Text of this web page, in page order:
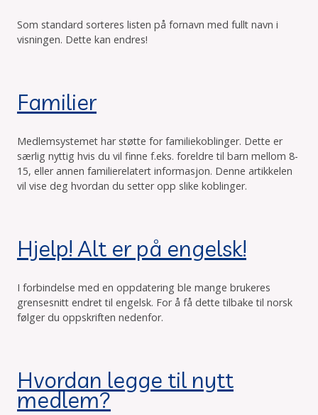
Som standard sorteres listen på fornavn med fullt navn i
visningen. Dette kan endres!
Familier
Medlemsystemet har støtte for familiekoblinger. Dette er
særlig nyttig hvis du vil finne f.eks. foreldre til barn mellom 8-
15, eller annen familierelatert informasjon. Denne artikkelen
vil vise deg hvordan du setter opp slike koblinger.
Hjelp! Alt er på engelsk!
I forbindelse med en oppdatering ble mange brukeres
grensesnitt endret til engelsk. For å få dette tilbake til norsk
følger du oppskriften nedenfor.
Hvordan legge til nytt
medlem?